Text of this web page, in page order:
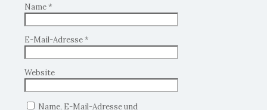
Name*
E-Mail-Adresse*
Website
Name, E-Mail-Adresse und